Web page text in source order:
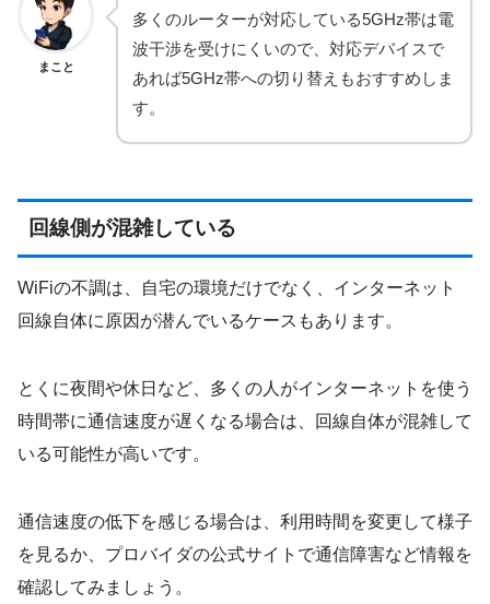
まこと
多くのルーターが対応している5GHz帯は電
波干渉を受けにくいので、対応デバイスで
あれば5GHz帯への切り替えもおすすめしま
す。
回線側が混雑している
WiFiの不調は、自宅の環境だけでなく、インターネット
回線自体に原因が潜んでいるケースもあります。
とくに夜間や休日など、多くの人がインターネットを使う
時間帯に通信速度が遅くなる場合は、回線自体が混雑して
いる可能性が高いです。
通信速度の低下を感じる場合は、利用時間を変更して様子
を見るか、プロバイダの公式サイトで通信障害など情報を
確認してみましょう。